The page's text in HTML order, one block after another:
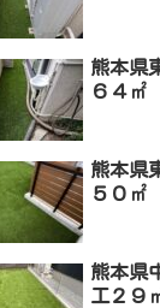
熊本県
６４㎡
熊本県
５０㎡
熊本県
工２９